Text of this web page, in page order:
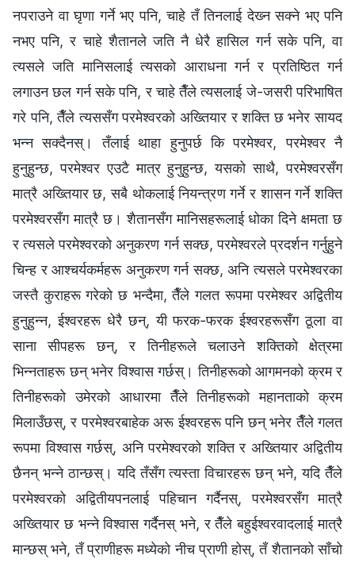
नपराउने वा घृणा गर्ने भए पनि, चाहे तँ तिनलाई देख्‍न सक्‍ने भए पनि
नभए पनि, र चाहे शैतानले जति नै धेरै हासिल गर्न सके पनि, वा
त्यसले जति मानिसलाई त्यसको आराधना गर्न र प्रतिष्ठित गर्न
लगाउन छल गर्न सके पनि, र चाहे तैँले त्यसलाई जे-जसरी परिभाषित
गरे पनि, तैँले त्यससँग परमेश्‍वरको अख्‍तियार र शक्ति छ भनेर सायद
भन्‍न सक्दैनस्। तँलाई थाहा हुनुपर्छ कि परमेश्‍वर, परमेश्‍वर नै
हुनुहुन्छ, परमेश्‍वर एउटै मात्र हुनुहुन्छ, यसको साथै, परमेश्‍वरसँग
मात्रै अख्‍तियार छ, सबै थोकलाई नियन्त्रण गर्ने र शासन गर्ने शक्ति
परमेश्‍वरसँग मात्रै छ। शैतानसँग मानिसहरूलाई धोका दिने क्षमता छ
र त्यसले परमेश्‍वरको अनुकरण गर्न सक्छ, परमेश्‍वरले प्रदर्शन गर्नुहुने
चिन्‍ह र आश्‍चर्यकर्महरू अनुकरण गर्न सक्छ, अनि त्यसले परमेश्‍वरका
जस्तै कुराहरू गरेको छ भन्दैमा, तैँले गलत रूपमा परमेश्‍वर अद्वितीय
हुनुहुन्‍न, ईश्‍वरहरू धेरै छन्, यी फरक-फरक ईश्‍वरहरूसँग ठूला वा
साना सीपहरू छन्, र तिनीहरूले चलाउने शक्तिको क्षेत्रमा
भिन्‍नताहरू छन् भनेर विश्‍वास गर्छस्। तिनीहरूको आगमनको क्रम र
तिनीहरूको उमेरको आधारमा तैँले तिनीहरूको महानताको क्रम
मिलाउँछस्, र परमेश्‍वरबाहेक अरू ईश्‍वरहरू पनि छन् भनेर तैँले गलत
रूपमा विश्‍वास गर्छस्, अनि परमेश्‍वरको शक्ति र अख्‍तियार अद्वितीय
छैनन् भन्‍ने ठान्छस्। यदि तँसँग त्यस्ता विचारहरू छन् भने, यदि तैँले
परमेश्‍वरको अद्वितीयपनलाई पहिचान गर्दैनस्, परमेश्‍वरसँग मात्रै
अख्‍तियार छ भन्‍ने विश्‍वास गर्दैनस् भने, र तैँले बहुईश्‍वरवादलाई मात्रै
मान्छस् भने, तँ प्राणीहरू मध्येको नीच प्राणी होस्, तँ शैतानको साँचो